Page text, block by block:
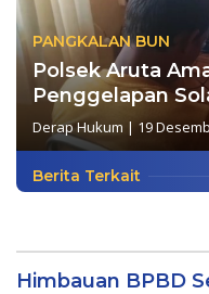
PANGKALAN BUN
Polsek Aruta
Penggelapan
Derap Hukum | 19
Berita Terkait
Himbauan BPBD